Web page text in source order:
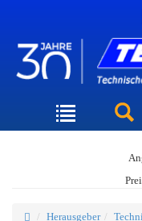
Herausgeber